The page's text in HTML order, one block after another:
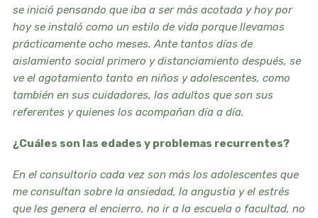
se inició pensando que iba a ser más acotada y hoy por
hoy se instaló como un estilo de vida porque llevamos
prácticamente ocho meses. Ante tantos días de
aislamiento social primero y distanciamiento después, se
ve el agotamiento tanto en niños y adolescentes, como
también en sus cuidadores, las adultos que son sus
referentes y quienes los acompañan día a día.
¿Cuáles son las edades y problemas recurrentes?
En el consultorio cada vez son más los adolescentes que
me consultan sobre la ansiedad, la angustia y el estrés
que les genera el encierro, no ir a la escuela o facultad, no